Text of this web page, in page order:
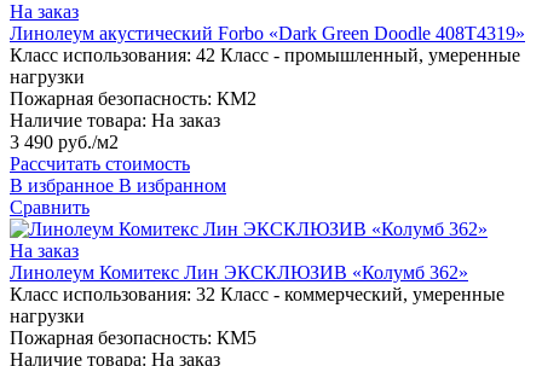
На заказ
Линолеум акустический Forbo «Dark Green Doodle 408T4319»
Класс использования: 42 Класс - промышленный, умеренные
нагрузки
Пожарная безопасность: КМ2
Наличие товара: На заказ
3 490 руб./м2
Рассчитать стоимость
В избранное В избранном
Сравнить
На заказ
Линолеум Комитекс Лин ЭКСКЛЮЗИВ «Колумб 362»
Класс использования: 32 Класс - коммерческий, умеренные
нагрузки
Пожарная безопасность: КМ5
Наличие товара: На заказ